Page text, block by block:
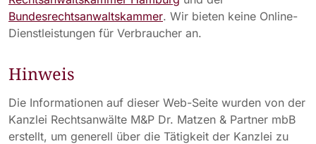
Bundesrechtsanwaltskammer. Wir bieten keine Online-
Dienstleistungen für Verbraucher an.
Hinweis
Die Informationen auf dieser Web-Seite wurden von der
Kanzlei Rechtsanwälte M&P Dr. Matzen & Partner mbB
erstellt, um generell über die Tätigkeit der Kanzlei zu